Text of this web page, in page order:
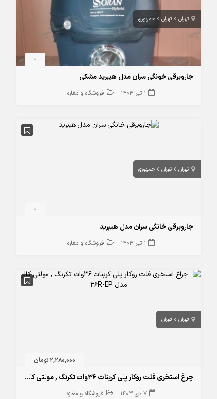
تهران تهران جمهوری
-
جاروبرقی خونگی سران مدل هیبرید مشکی
1 تیر 1404 فروشگاه و مغازه
تهران تهران جمهوری
-
جاروبرقی خانگی سران مدل هیبرید
1 تیر 1404 فروشگاه و مغازه
تهران تهران
2,280,000 تومان
چراغ استخری فلت روکار پلی کربنات 36وات تکرنگ , مولتی کالر مدل 36R-EP
7 دی 1403 فروشگاه و مغازه